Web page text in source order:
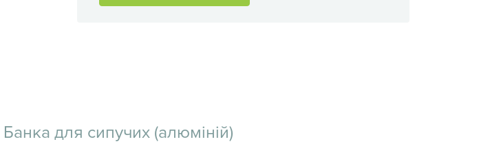
Банка для сипучих (алюміній)